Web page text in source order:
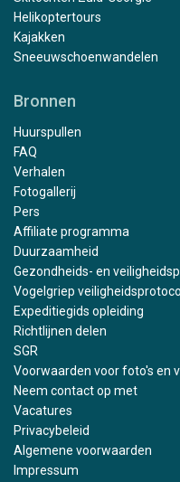
Helikoptertours
Kajakken
Sneeuwschoenwandelen
Bronnen
Huurspullen
FAQ
Verhalen
Fotogallerij
Pers
Affiliate programma
Duurzaamheid
Gezondheids- en
Vogelgriep
Expeditiegids opleiding
Richtlijnen delen
SGR
Voorwaarden voor foto's en
Neem contact op met
Vacatures
Privacybeleid
Algemene voorwaarden
Impressum